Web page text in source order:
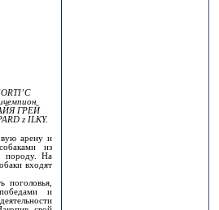
ГРЕЙ
z ILKY.
арену и
из
породу. На
входят
поголовья,
и